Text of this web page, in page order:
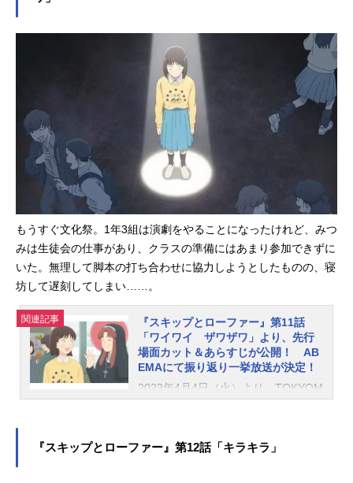
会の仕事があり、クラスの準備には
あまり参加できずにいた。無理して
脚本の打ち合わせに協力しようとし
たものの、寝坊して遅刻してしま
い……。スタッフ脚本：米内山陽子
画コンテ：寺東克己演出：矢野孝典
総作画監督：梅下麻奈未作画監督：
杜野都、林夏菜、中山和子、ChoiSo-
jeong、JooOk-yoon、江湧、陳玉
峰、赵玲TVアニメ『スキップとロー
ファー』作品情報放送・配信情報202
3年4月からTOKYOMXほかにて放送
中!DMMTVにて地上波放送同時先行
配信！■放送情報TOKYOMX：4月4日
ト放送】毎週金曜日10:00?／毎週火
曜日16:00?北陸朝日放送：4月5日か
ら毎週水曜日25:58～BS朝日：4月7
日から毎週金曜日23:00～関西テレビ
放送：4月9日から毎週日曜日25:59～
配信！4月9日（日）23:00～※2話以
降毎週土曜日...
もうすぐ文化祭。1年3組は演劇をやることになったけれど、みつ
みは生徒会の仕事があり、クラスの準備にはあまり参加できずに
いた。無理して脚本の打ち合わせに協力しようとしたものの、寝
坊して遅刻してしまい……。
関連記事
『スキップとローファー』第11話
「ワイワイ ザワザワ」より、先行
場面カット＆あらすじが公開！ AB
EMAにて振り返り一挙放送が決定！
2023年4月4日（火）より、TOKYOM
ワイ ザワザワ」の先行場面カット
＆あらすじが公開となりました！ま
『スキップとローファー』第12話「キラキラ」